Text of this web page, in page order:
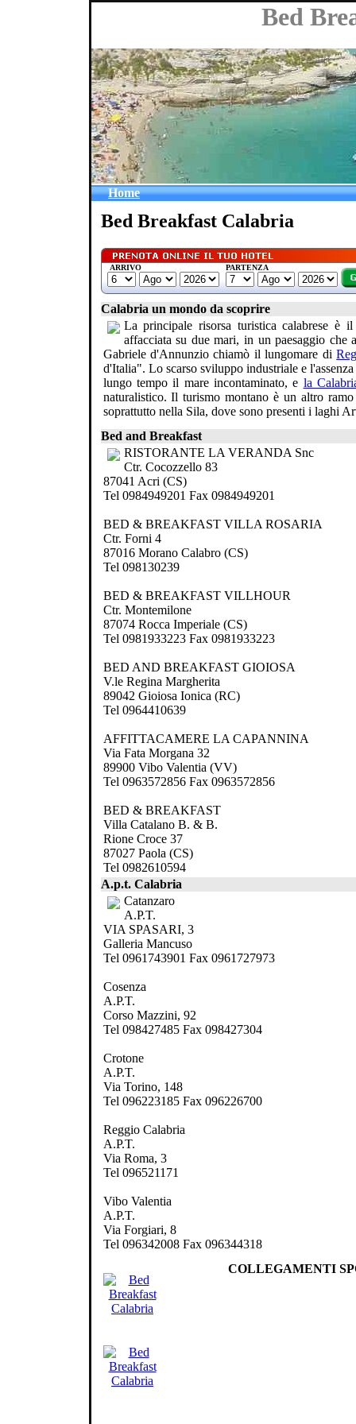
Bed
Home
Bed Breakfast Calabria
ARRIVO PARTENZA
Calabria un mondo da scoprire
La principale risorsa turistica calabrese è
affacciata su due mari, in un paesaggio che
Gabriele d'Annunzio chiamò il lungomare di
d'Italia". Lo scarso sviluppo industriale e
lungo tempo il mare incontaminato, e la
naturalistico. Il turismo montano è un altro
soprattutto nella Sila, dove sono presenti i laghi
Bed and Breakfast
RISTORANTE LA VERANDA Snc
Ctr. Cocozzello 83
87041 Acri (CS)
Tel 0984949201 Fax 0984949201
BED & BREAKFAST VILLA ROSARIA
Ctr. Forni 4
87016 Morano Calabro (CS)
Tel 098130239
BED & BREAKFAST VILLHOUR
Ctr. Montemilone
87074 Rocca Imperiale (CS)
Tel 0981933223 Fax 0981933223
BED AND BREAKFAST GIOIOSA
V.le Regina Margherita
89042 Gioiosa Ionica (RC)
Tel 0964410639
AFFITTACAMERE LA CAPANNINA
Via Fata Morgana 32
89900 Vibo Valentia (VV)
Tel 0963572856 Fax 0963572856
BED & BREAKFAST
Villa Catalano B. & B.
Rione Croce 37
87027 Paola (CS)
Tel 0982610594
A.p.t. Calabria
Catanzaro
A.P.T.
VIA SPASARI, 3
Galleria Mancuso
Tel 0961743901 Fax 0961727973
Cosenza
A.P.T.
Corso Mazzini, 92
Tel 098427485 Fax 098427304
Crotone
A.P.T.
Via Torino, 148
Tel 096223185 Fax 096226700
Reggio Calabria
A.P.T.
Via Roma, 3
Tel 096521171
Vibo Valentia
A.P.T.
Via Forgiari, 8
Tel 096342008 Fax 096344318
COLLEGAMENTI